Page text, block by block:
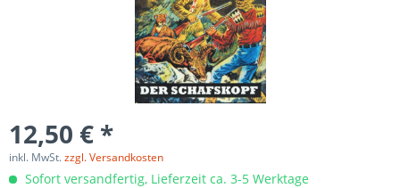
12,50 € *
inkl. MwSt.zzgl. Versandkosten
Sofort versandfertig, Lieferzeit ca. 3-5 Werktage